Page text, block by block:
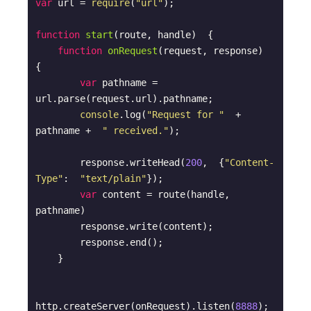
var url = require( "url" );
function start ( route, handle) {
function onRequest ( request, response
{
var pathname =
url.parse(request.url).pathname;
console.log( "Request for "
  +
pathname +
" received.");
        response.writeHead(
200,  {"Content-
Type" : "text/plain"});
var content = route(handle,
pathname)
http.createServer(onRequest).listen(8888);